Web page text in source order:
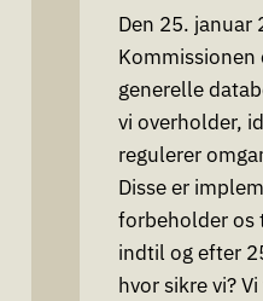
Den 25. januar
Kommissionen
generelle
vi overholder,
regulerer
Disse er
forbeholder
indtil og efter
hvor sikre vi?